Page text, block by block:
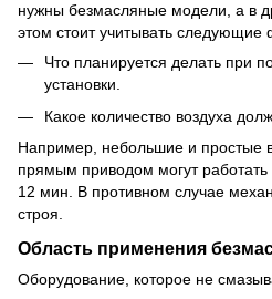
нужны безмасляные модели, а в
этом стоит учитывать следующие
Что планируется делать при
установки.
Какое количество воздуха
Например, небольшие и простые
прямым приводом могут
12 мин. В противном случае
строя.
Область применения
Оборудование, которое не